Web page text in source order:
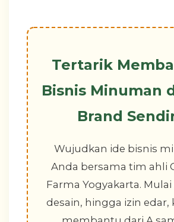
Tertarik
Bisnis Minuman
Brand
Wujudkan ide bisnis
Anda bersama tim ahli
Farma Yogyakarta. Mulai
desain, hingga izin edar,